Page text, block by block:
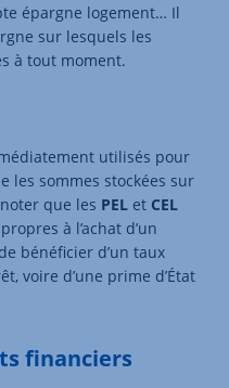
épargne logement… Il
sur lesquels les
à tout moment.
utilisés pour
les sommes stockées sur
que les PEL et CEL
à l’achat d’un
bénéficier d’un taux
voire d’une prime d’État
financiers